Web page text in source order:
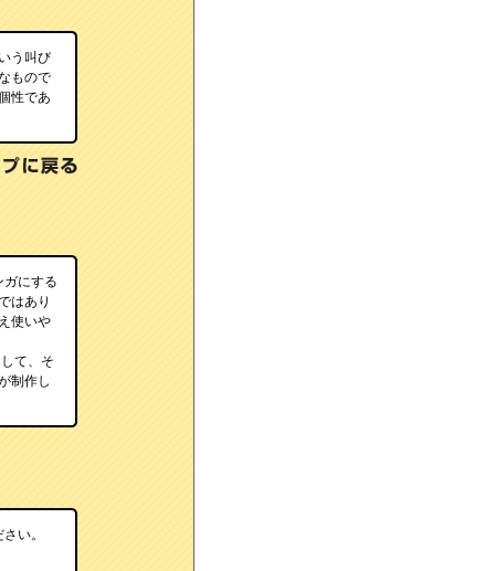
う叫び
もので
性であ
にする
はあり
使いや
て、そ
制作し
い。